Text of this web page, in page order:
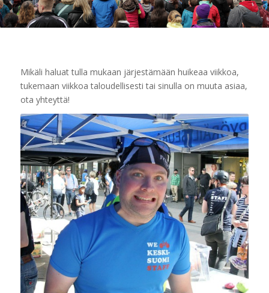
Mikäli haluat tulla mukaan järjestämään huikeaa viikkoa,
tukemaan viikkoa taloudellisesti tai sinulla on muuta asiaa,
ota yhteyttä!